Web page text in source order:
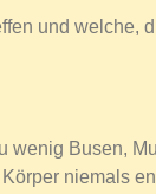
und welche,
wenig Busen,
niemals